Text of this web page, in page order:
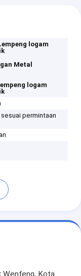
logam
Metal
logam
permintaan
Wenfeng, Kota